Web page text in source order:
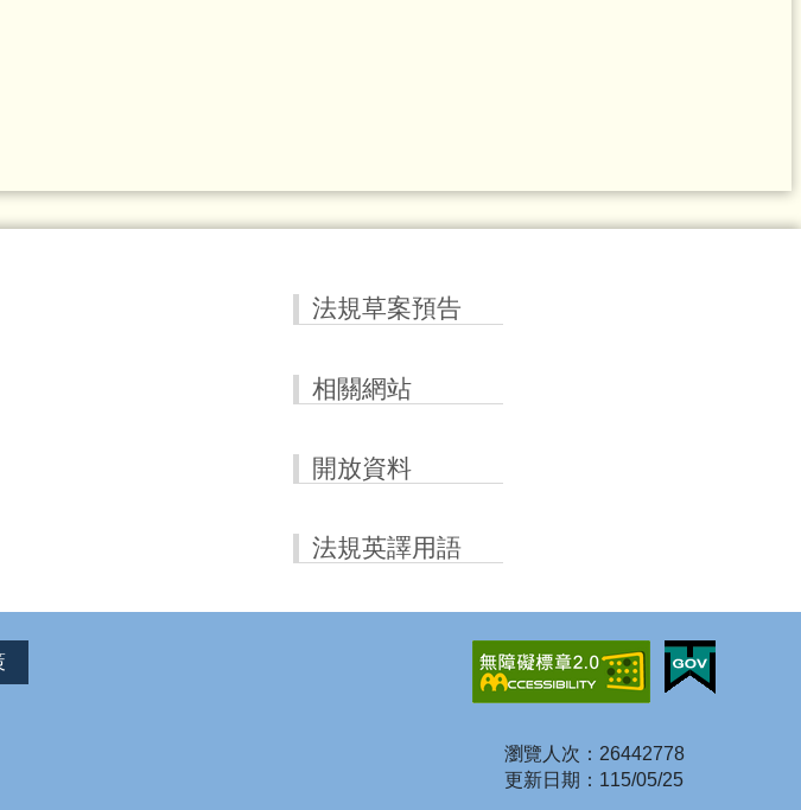
法規草案預告
相關網站
開放資料
法規英譯用語
瀏覽人次：26442778
更新日期：115/05/25